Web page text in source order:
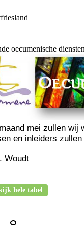
oecumenische diensten
mei zullen wij
en inleiders
Woudt
hele tabel